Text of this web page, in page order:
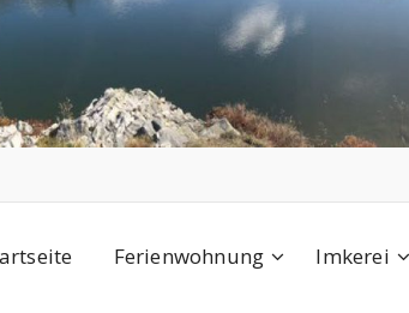
Ferienwohnung Imkerei